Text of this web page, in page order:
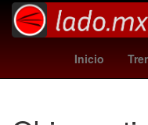
Inicio